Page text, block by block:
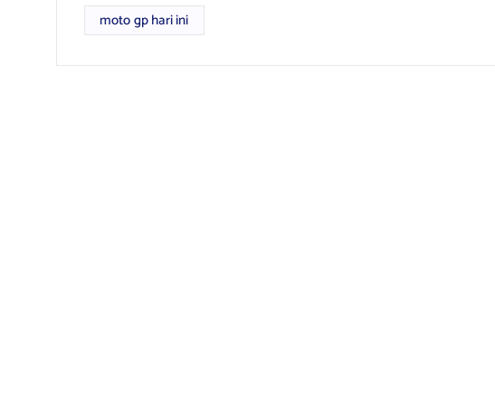
moto gp hari ini